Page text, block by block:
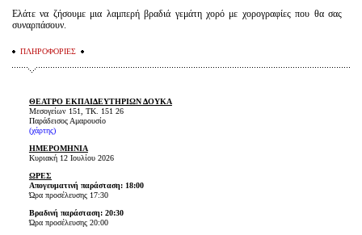
Ελάτε να ζήσουμε μια λαμπερή βραδιά γεμάτη χορό με χορογραφίες που θα σας
συναρπάσουν.
ΠΛΗΡΟΦΟΡΙΕΣ
ΘΕΑΤΡΟ ΕΚΠΑΙΔΕΥΤΗΡΙΩΝ ΔΟΥΚΑ
Μεσογείων 151, TK. 151 26
Παράδεισος Αμαρουσίο
(χάρτης)
ΗΜΕΡΟΜΗΝΙΑ
Κυριακή 12 Ιουλίου 2026
ΩΡΕΣ
Απογευματινή παράσταση: 18:00
Ώρα προσέλευσης 17:30
Βραδινή παράσταση: 20:30
Ώρα προσέλευσης 20:00